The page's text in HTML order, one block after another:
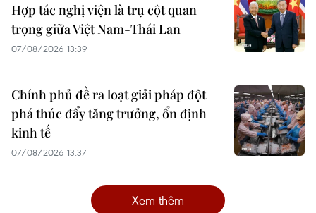
Hợp tác nghị viện là trụ cột quan
trọng giữa Việt Nam-Thái Lan
07/08/2026 13:39
Chính phủ đề ra loạt giải pháp đột
phá thúc đẩy tăng trưởng, ổn định
kinh tế
07/08/2026 13:37
Xem thêm